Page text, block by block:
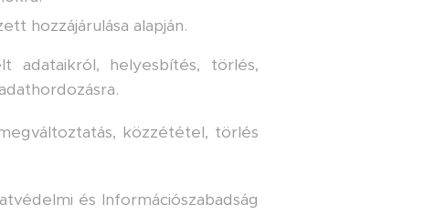
hozzájárulása alapján.
adataikról, helyesbítés, törlés,
közzététel, törlés
és Információszabadság